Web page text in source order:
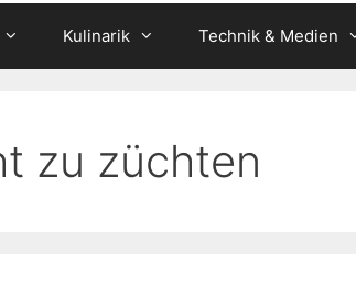
Kulinarik Technik & Medien
zu züchten